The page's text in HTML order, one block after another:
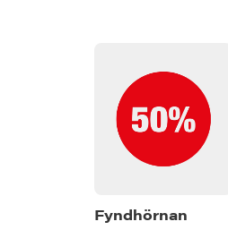
Fyndhörnan